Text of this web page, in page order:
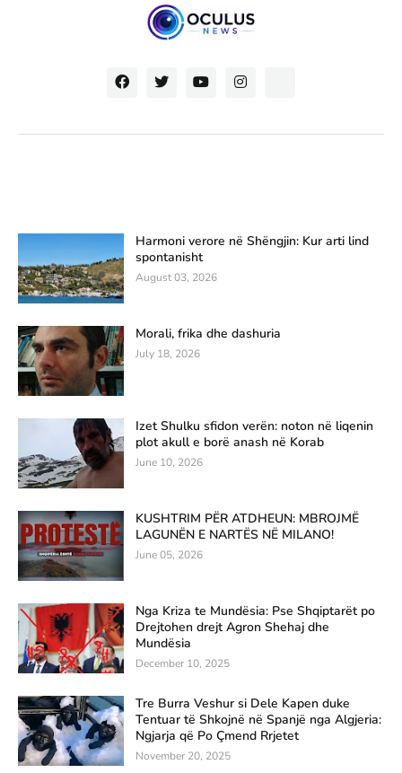
Harmoni verore në Shëngjin: Kur arti lind
spontanisht
August 03, 2026
Morali, frika dhe dashuria
July 18, 2026
Izet Shulku sfidon verën: noton në liqenin
plot akull e borë anash në Korab
June 10, 2026
KUSHTRIM PËR ATDHEUN: MBROJMË
LAGUNËN E NARTËS NË MILANO!
June 05, 2026
Nga Kriza te Mundësia: Pse Shqiptarët po
Drejtohen drejt Agron Shehaj dhe
Mundësia
December 10, 2025
Tre Burra Veshur si Dele Kapen duke
Tentuar të Shkojnë në Spanjë nga Algjeria:
Ngjarja që Po Çmend Rrjetet
November 20, 2025